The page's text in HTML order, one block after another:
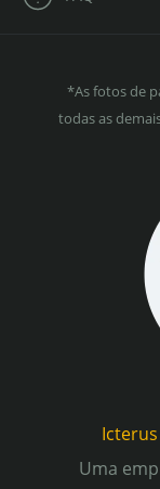
*As fotos de
todas as
Uma